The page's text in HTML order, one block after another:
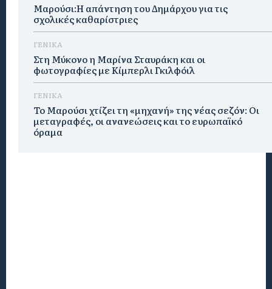
Μαρούσι:Η απάντηση του Δημάρχου για τις
σχολικές καθαρίστριες
ΓΕΝΙΚΑ
Στη Μύκονο η Μαρίνα Σταυράκη και οι
φωτογραφίες με Κίμπερλι Γκιλφόιλ
ΓΕΝΙΚΑ
Το Μαρούσι χτίζει τη «μηχανή» της νέας σεζόν: Οι
μεταγραφές, οι ανανεώσεις και το ευρωπαϊκό
όραμα